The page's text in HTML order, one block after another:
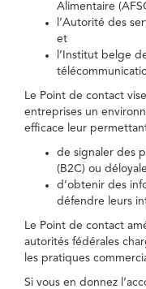
Alimentaire
l’Autorité des
et
l’Institut belge
Le Point de contact
entreprises un
efficace leur
de signaler des
(B2C) ou
d’obtenir des
défendre leurs
Le Point de contact
autorités fédérales
les pratiques
Si vous en donnez